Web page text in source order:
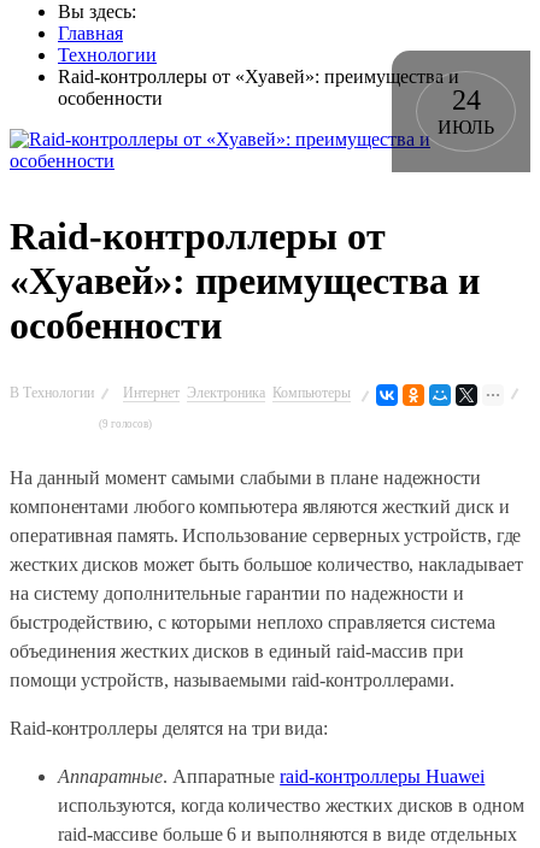
Вы здесь:
Главная
Технологии
Raid-контроллеры от «Хуавей»: преимущества и
особенности
24
ИЮЛЬ
Raid-контроллеры от
«Хуавей»: преимущества и
особенности
В Технологии Интернет Электроника Компьютеры
(9 голосов)
На данный момент самыми слабыми в плане надежности
компонентами любого компьютера являются жесткий диск и
оперативная память. Использование серверных устройств, где
жестких дисков может быть большое количество, накладывает
на систему дополнительные гарантии по надежности и
быстродействию, с которыми неплохо справляется система
объединения жестких дисков в единый raid-массив при
помощи устройств, называемыми raid-контроллерами.
Raid-контроллеры делятся на три вида:
Аппаратные. Аппаратныеraid-контроллеры Huawei
используются, когда количество жестких дисков в одном
raid-массиве больше 6 и выполняются в виде отдельных